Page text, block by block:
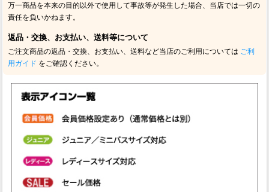
万一商品を本来の目的以外で使用して事故等が発生した場合、当店では一切の
責任を負いかねます。
返品・交換、お支払い、送料等について
ご注文商品の返品・交換、お支払い、送料など当店のご利用については ご利
用ガイド をご確認ください。